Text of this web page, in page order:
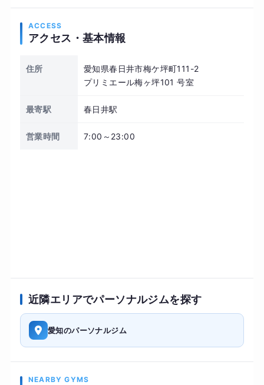
ACCESS
アクセス・基本情報
住所
愛知県春日井市梅ケ坪町111-2
プリミエール梅ヶ坪101 号室
最寄駅 春日井駅
営業時間 7:00～23:00
近隣エリアでパーソナルジムを探す
愛知のパーソナルジム
NEARBY GYMS